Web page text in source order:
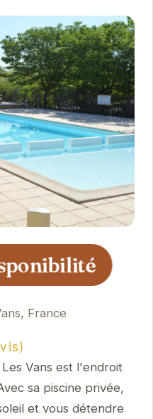
France
Vans est l'endroit
sa piscine privée,
et vous détendre